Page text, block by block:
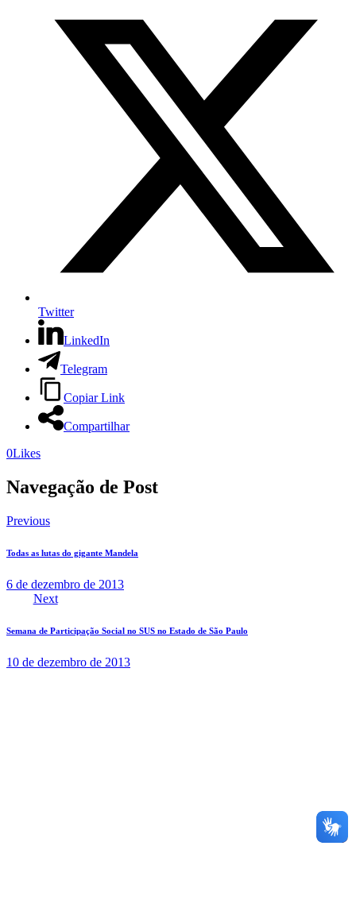
Twitter
LinkedIn
Telegram
Copiar Link
Compartilhar
0Likes
Navegação de Post
Previous
Todas as lutas do gigante Mandela
6 de dezembro de 2013
Next
Semana de Participação Social no SUS no Estado de São Paulo
10 de dezembro de 2013